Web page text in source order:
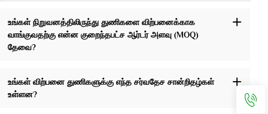
உங்கள் நிறுவனத்திலிருந்து துணிகளை விற்பனைக்காக
வாங்குவதற்கு என்ன குறைந்தபட்ச ஆர்டர் அளவு (MOQ)
தேவை?
உங்கள் விற்பனை துணிகளுக்கு எந்த சர்வதேச சான்றிதழ்கள்
உள்ளன?